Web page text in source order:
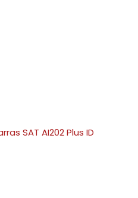
SAT AI202 Plus ID